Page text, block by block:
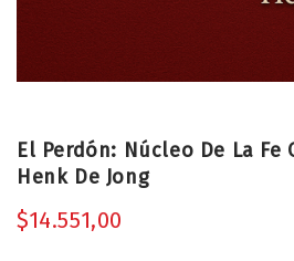
El Perdón: Núcleo De La Fe
Henk De Jong
$14.551,00